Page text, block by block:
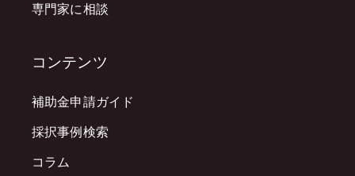
専門家に相談
コンテンツ
補助金申請ガイド
採択事例検索
コラム